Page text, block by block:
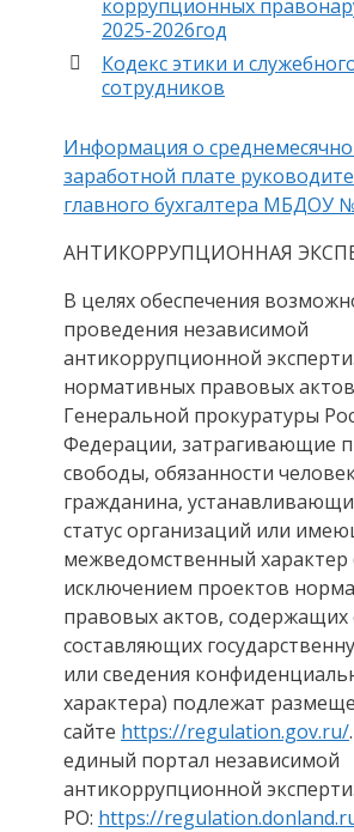
коррупционных
2025-2026год
Кодекс этики и
сотрудников
Информация о
заработной плате
главного бухгалтера МБДОУ
АНТИКОРРУПЦИОННАЯ
В целях обеспечения
проведения независимой
антикоррупционной
нормативных правовых актов
Генеральной прокуратуры
Федерации, затрагивающие
свободы, обязанности
гражданина,
статус организаций или
межведомственный характер
исключением проектов
правовых актов, содержащих
составляющих
или сведения
характера) подлежат
сайте https://regulation.gov.ru/
единый портал независимой
антикоррупционной
РО: https://